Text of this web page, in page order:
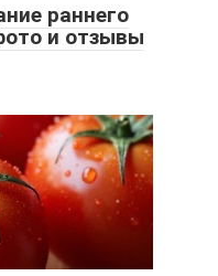
раннего
и отзывы